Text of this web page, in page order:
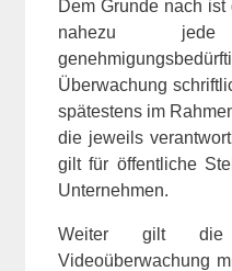
Dem Grunde nach ist
nahezu jede
Überwachung
spätestens im
die jeweils
gilt für öffentliche
Unternehmen.
Weiter gilt die
Videoüberwachung